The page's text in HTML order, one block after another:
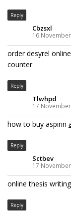
Reply
Cbzsxl
16
order desyrel online
counter
Reply
Tlwhpd
17
how to buy aspirin
Reply
Sctbev
17
online thesis writing
Reply